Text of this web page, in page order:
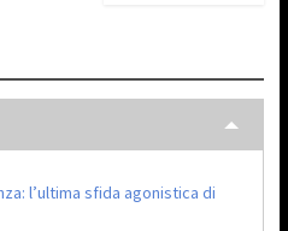
l’ultima sfida agonistica di